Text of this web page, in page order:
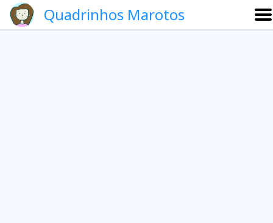
Quadrinhos Marotos